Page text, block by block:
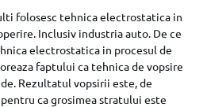
folosesc tehnica electrostatica in
Inclusiv industria auto. De ce
electrostatica in procesul de
faptului ca tehnica de vopsire
Rezultatul vopsirii este, de
ca grosimea stratului este